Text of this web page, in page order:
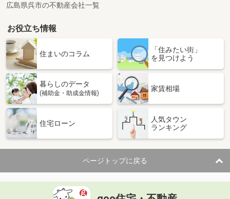
広島県呉市の不動産会社一覧
お役立ち情報
住まいのコラム
「住みたい街」
を見つけよう
暮らしのデータ
(補助金・助成金情報)
家賃相場
住宅ローン
人気タウン
ランキング
ページトップに戻る